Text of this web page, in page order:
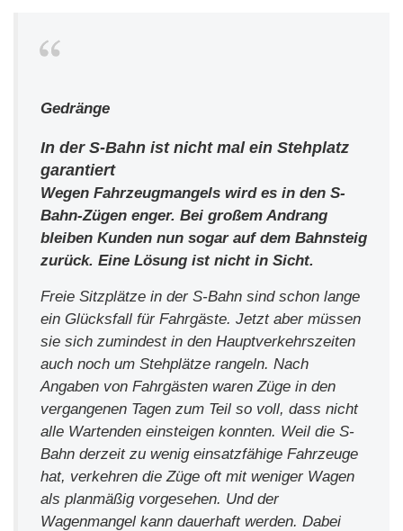
Gedränge
In der S-Bahn ist nicht mal ein Stehplatz
garantiert
Wegen Fahrzeugmangels wird es in den S-
Bahn-Zügen enger. Bei großem Andrang
bleiben Kunden nun sogar auf dem Bahnsteig
zurück. Eine Lösung ist nicht in Sicht.
Freie Sitzplätze in der S-Bahn sind schon lange
ein Glücksfall für Fahrgäste. Jetzt aber müssen
sie sich zumindest in den Hauptverkehrszeiten
auch noch um Stehplätze rangeln. Nach
Angaben von Fahrgästen waren Züge in den
vergangenen Tagen zum Teil so voll, dass nicht
alle Wartenden einsteigen konnten. Weil die S-
Bahn derzeit zu wenig einsatzfähige Fahrzeuge
hat, verkehren die Züge oft mit weniger Wagen
als planmäßig vorgesehen. Und der
Wagenmangel kann dauerhaft werden. Dabei